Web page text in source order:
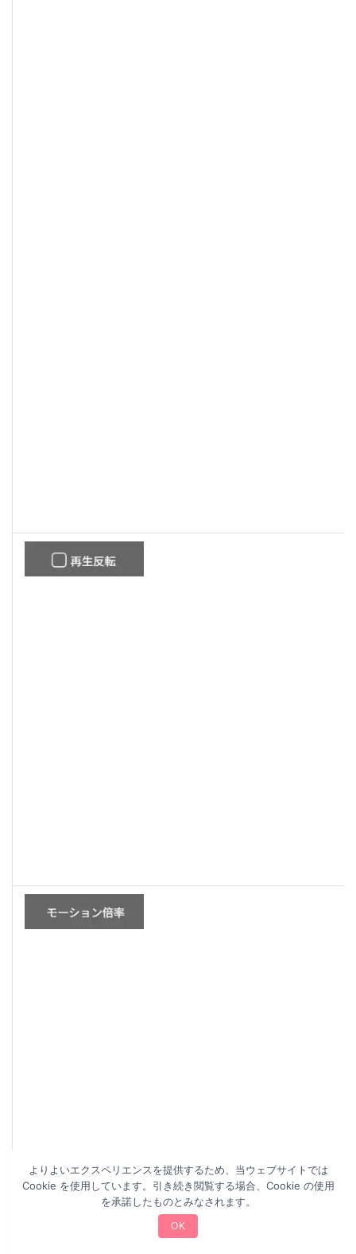
よりよいエクスペリエンスを提供するため、当ウェブサイトでは
Cookie を使用しています。引き続き閲覧する場合、Cookie の使用
を承諾したものとみなされます。
OK